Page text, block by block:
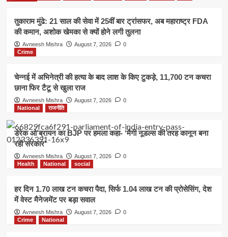
तुकाराम मुंढे: 21 साल की सेवा में 25वीं बार ट्रांसफर, अब महाराष्ट्र FDA
की कमान, अशोक खेमका से क्यों होने लगी तुलना
Avneesh Mishra August 7, 2026
0
Crime
चेन्नई में अभिनेत्री की हत्या के बाद लाश के किए टुकड़े, 11,700 टन कचरा
छाना फिर टैटू से खुला राज
Avneesh Mishra August 7, 2026
0
National
राजनीति
डेरेक ओ’ब्रायन का BJP पर हमला कहा- ‘मैगी नूडल्स की तरह कानून बना
रही सरकार’
Avneesh Mishra August 7, 2026
0
Health
National social
हर दिन 1.70 लाख टन कचरा पैदा, सिर्फ 1.04 लाख टन की प्रोसेसिंग, देश
में वेस्ट मैनेजमेंट पर बड़ा सवाल
Avneesh Mishra August 7, 2026
0
Crime
National